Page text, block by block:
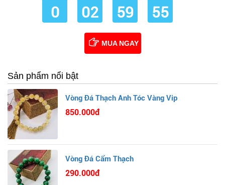
0 02 59 54
MUA NGAY
Sản phẩm nổi bật
Vòng Đá Thạch Anh Tóc Vàng Vip
850.000đ
Vòng Đá Cẩm Thạch
290.000đ